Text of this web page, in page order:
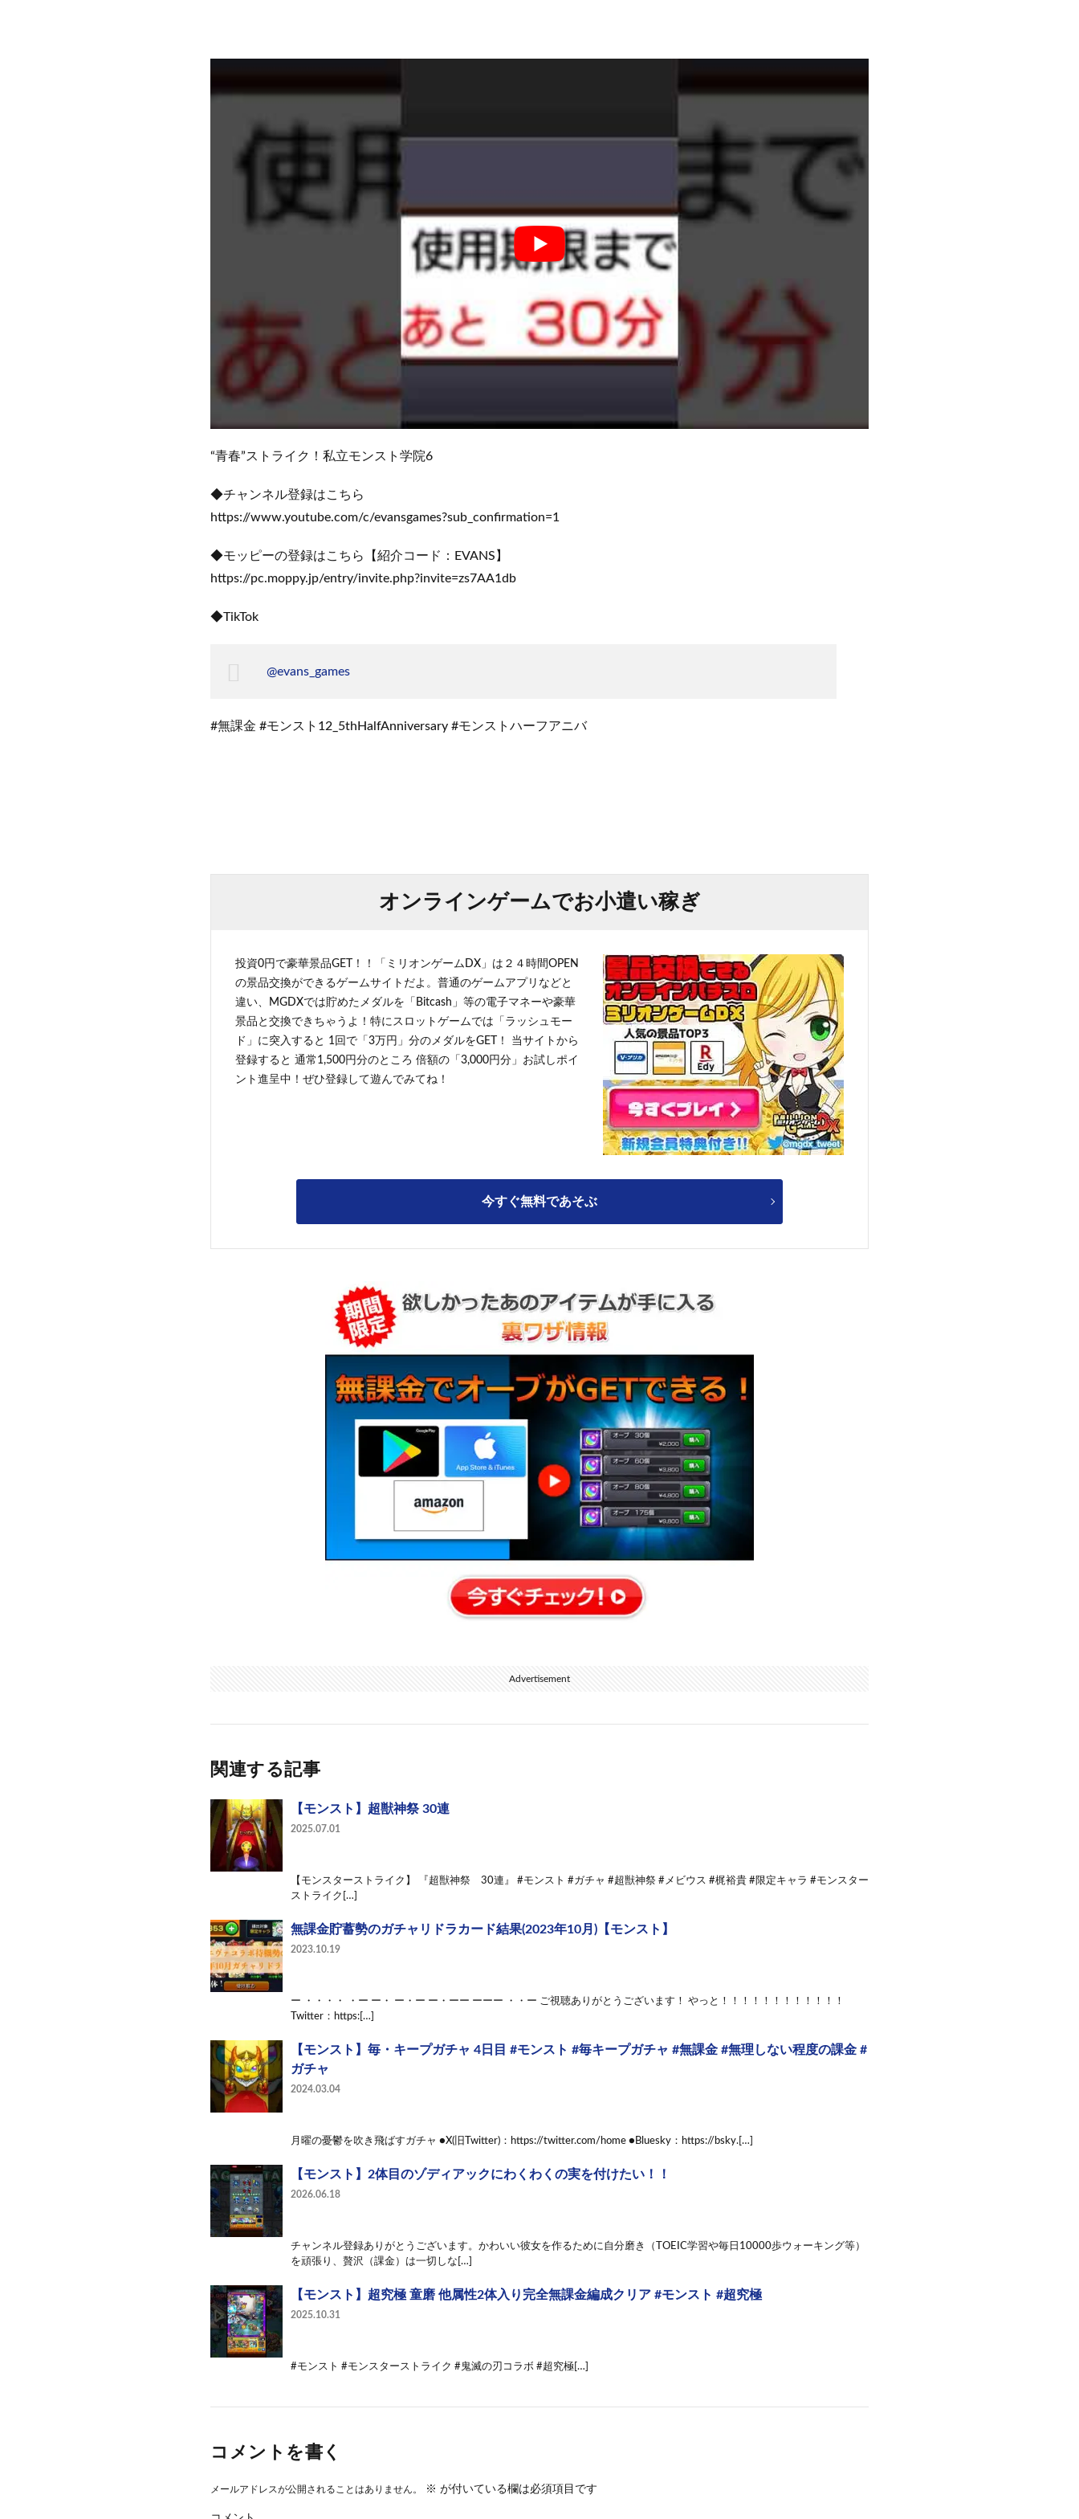
“青春”ストライク！私立モンスト学院6
◆チャンネル登録はこちら
https://www.youtube.com/c/evansgames?sub_confirmation=1
◆モッピーの登録はこちら【紹介コード：EVANS】
https://pc.moppy.jp/entry/invite.php?invite=zs7AA1db
◆TikTok
@evans_games
#無課金 #モンスト12_5thHalfAnniversary #モンストハーフアニバ
オンラインゲームでお小遣い稼ぎ
投資0円で豪華景品GET！！「ミリオンゲームDX」は２４時間OPEN
の景品交換ができるゲームサイトだよ。普通のゲームアプリなどと
違い、MGDXでは貯めたメダルを「Bitcash」等の電子マネーや豪華
景品と交換できちゃうよ！特にスロットゲームでは「ラッシュモー
ド」に突入すると 1回で「3万円」分のメダルをGET！ 当サイトから
登録すると 通常1,500円分のところ 倍額の「3,000円分」お試しポイ
ント進呈中！ぜひ登録して遊んでみてね！
今すぐ無料であそぶ
Advertisement
関連する記事
【モンスト】超獣神祭 30連
2025.07.01
【モンスターストライク】 『超獣神祭 30連』 #モンスト #ガチャ #超獣神祭 #メビウス #梶裕貴 #限定キャラ #モンスター
ストライク[…]
無課金貯蓄勢のガチャリドラカード結果(2023年10月)【モンスト】
2023.10.19
ー ・・・・ ・ー ー・ ー・ー ー・ーー ーーー ・・ー ご視聴ありがとうございます！ やっと！！！！！！！！！！！！
Twitter：https:[…]
【モンスト】毎・キープガチャ 4日目 #モンスト #毎キープガチャ #無課金 #無理しない程度の課金 #
ガチャ
2024.03.04
月曜の憂鬱を吹き飛ばすガチャ ●X(旧Twitter)：https://twitter.com/home ●Bluesky：https://bsky.[…]
【モンスト】2体目のゾディアックにわくわくの実を付けたい！！
2026.06.18
チャンネル登録ありがとうございます。かわいい彼女を作るために自分磨き（TOEIC学習や毎日10000歩ウォーキング等）
を頑張り、贅沢（課金）は一切しな[…]
【モンスト】超究極 童磨 他属性2体入り完全無課金編成クリア #モンスト #超究極
2025.10.31
#モンスト #モンスターストライク #鬼滅の刃コラボ #超究極[…]
コメントを書く
メールアドレスが公開されることはありません。 ※ が付いている欄は必須項目です